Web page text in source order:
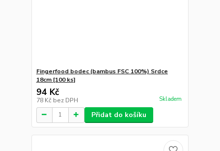
Fingerfood bodec (bambus FSC 100%) Srdce
18cm [100 ks]
94 Kč
78 Kč bez DPH Skladem
Přidat do košíku